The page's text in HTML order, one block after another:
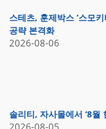
스테츠, 훈제박스 ‘스모
공략 본격화
2026-08-06
솔리티, 자사몰에서 ‘8월
2026-08-05